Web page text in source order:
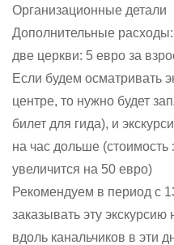
Организационные детали
Дополнительные
две церкви: 5 евро за
Если будем осматривать
центре, то нужно будет
билет для гида), и
на час дольше (стоимость
увеличится на 50 евро)
Рекомендуем в период с
заказывать эту экскурсию
вдоль канальчиков в эти